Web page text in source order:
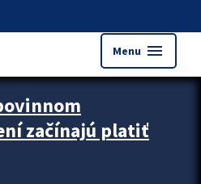
Menu menu
začínajú platiť